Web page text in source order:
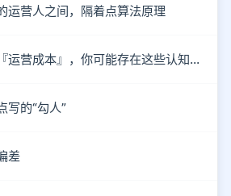
运营人之间，隔着点算法原理
关于运营模型中的『运营成本』，你可能存在这些认知误区！
写的“勾人”
差